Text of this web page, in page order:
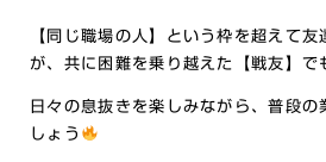
【同じ職場の人】という枠を超えて
が、共に困難を乗り越えた【戦友】で
日々の息抜きを楽しみながら、普段の
しょう